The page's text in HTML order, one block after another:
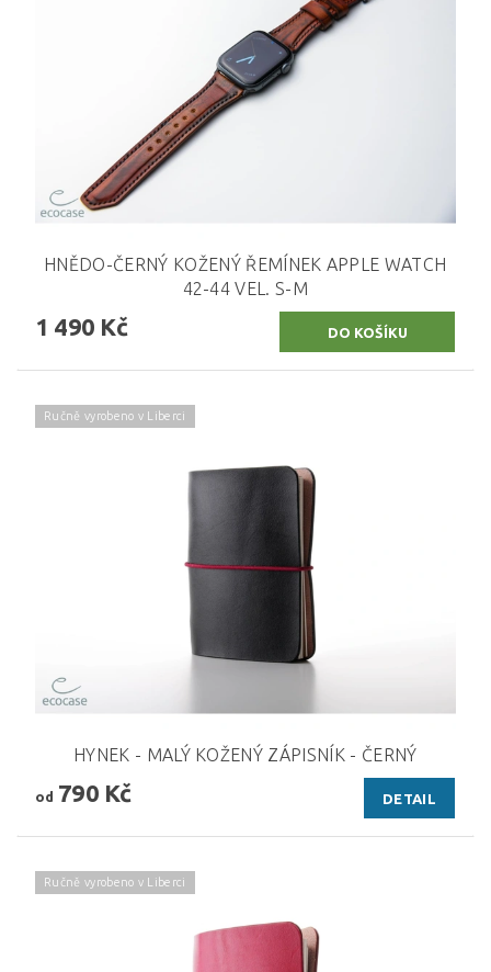
HNĚDO-ČERNÝ KOŽENÝ ŘEMÍNEK APPLE WATCH
42-44 VEL. S-M
1 490 Kč
Ručně vyrobeno v Liberci
HYNEK - MALÝ KOŽENÝ ZÁPISNÍK - ČERNÝ
od 790 Kč DETAIL
Ručně vyrobeno v Liberci